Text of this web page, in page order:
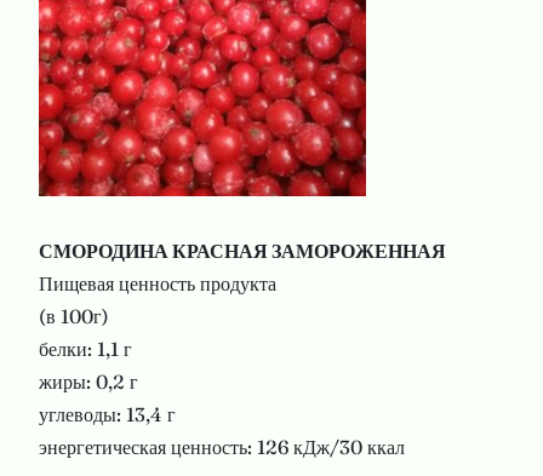
СМОРОДИНАКРАСНАЯЗАМОРОЖЕННАЯ
Пищевая ценность продукта
(в 100г)
белки: 1,1 г
жиры: 0,2 г
углеводы: 13,4 г
энергетическая ценность: 126 кДж/30 ккал